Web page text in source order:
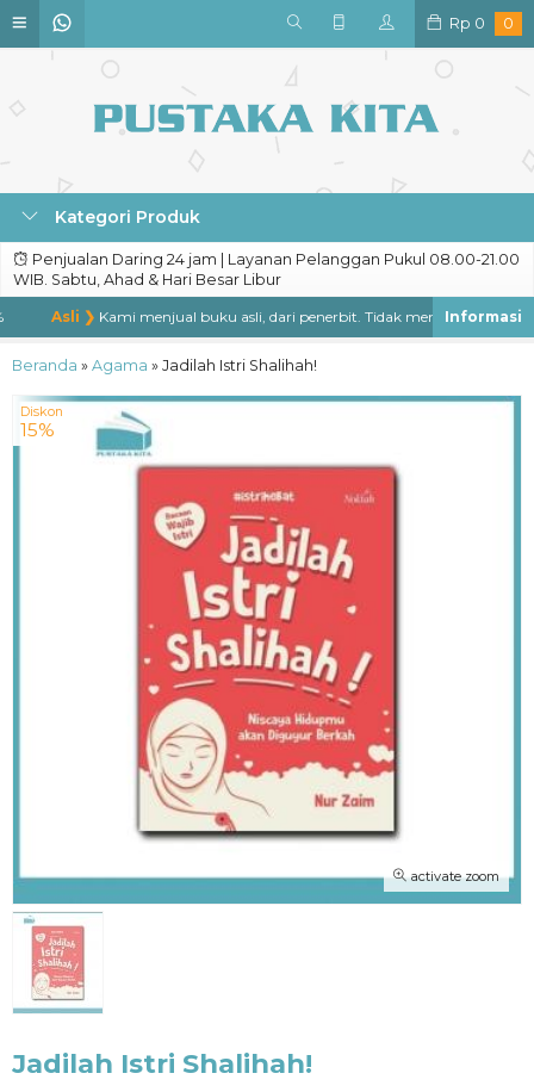
Rp 0 0
Kategori Produk
Penjualan Daring 24 jam | Layanan Pelanggan Pukul 08.00-21.00
WIB. Sabtu, Ahad & Hari Besar Libur
Asli ❯ Kami menjual buku asli, dari penerbit. Tidak menjual buku
Beranda » Agama » Jadilah Istri Shalihah!
activate zoom
Diskon
15%
Jadilah Istri Shalihah!